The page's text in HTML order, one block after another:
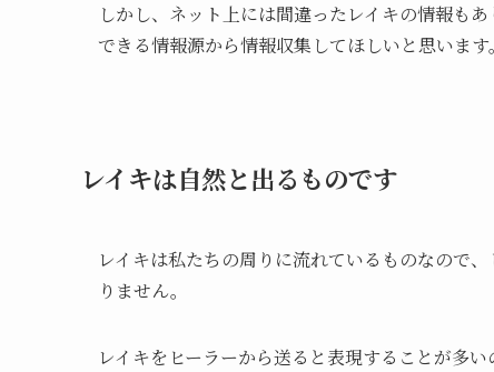
しかし、ネット上には間違ったレイキの情報も
できる情報源から情報収集してほしいと思います。
レイキは自然と出るものです
レイキは私たちの周りに流れているものなので
りません。
レイキをヒーラーから送ると表現することが多